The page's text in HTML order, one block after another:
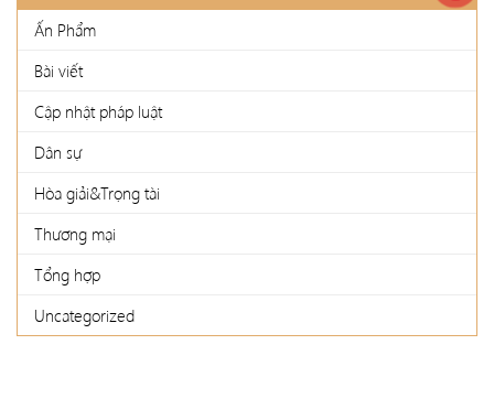
Ấn Phẩm
Bài viết
Cập nhật pháp luật
Dân sự
Hòa giải&Trọng tài
Thương mại
Tổng hợp
Uncategorized